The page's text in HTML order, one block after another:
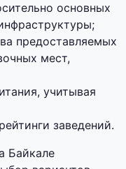
основных
предоставляемых
мест,
учитывая
заведений.
Байкале